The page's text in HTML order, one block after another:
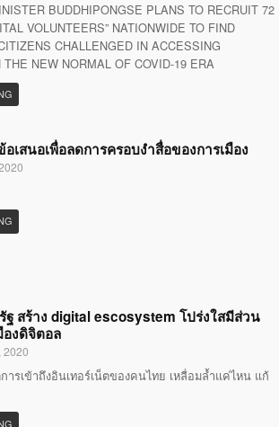
BUDDHIPONGSE PLANS TO RECRUIT 72
VOLUNTEERS” NATIONWIDE TO FIND
CHALLENGED IN ACCESSING
THE NEW NORMAL OF COVID-19 ERA
เสนอเพื่อลดการครอบงำสื่อของการเมือง
ฐ สร้าง digital escosystem โปร่งใสมีส่วน
องดิจิตอล
2020
รเข้าถึงอินเทอร์เน็ตของคนไทย เหลื่อมล้ำแค่ไหน แก้